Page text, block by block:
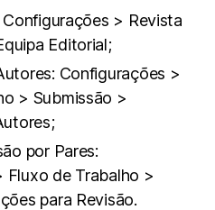
Configurações > Revista
Editorial;
Configurações >
> Submissão >
por Pares:
Fluxo de Trabalho >
para Revisão.